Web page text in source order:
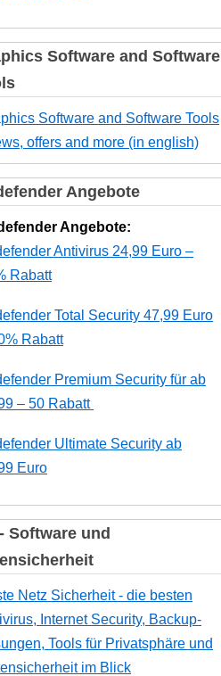
Software and Software
Software and Software Tools
offers and more (in english)
Angebote
Angebote:
Antivirus 24,99 Euro –
Rabatt
Total Security 47,99 Euro
Rabatt
Premium Security für ab
– 50 Rabatt
Ultimate Security ab
Euro
Software und
Netz Sicherheit - die besten
Internet Security, Backup-
Tools für Privatsphäre und
im Blick